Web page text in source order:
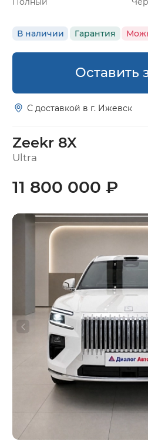
В наличии Гарантия
Оставить
С доставкой в г. Ижевск
Zeekr 8X
Ultra
11 800 000 ₽